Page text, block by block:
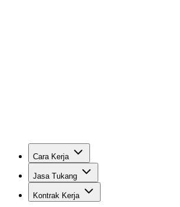
Cara Kerja
Jasa Tukang
Kontrak Kerja